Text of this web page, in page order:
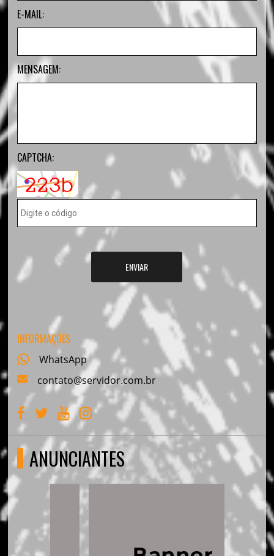
E-MAIL:
MENSAGEM:
CAPTCHA:
ENVIAR
INFORMAÇÕES
WhatsApp
contato@servidor.com.br
ANUNCIANTES